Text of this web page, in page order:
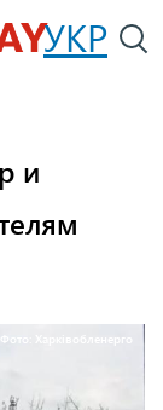
УКР
и
Фото: Харківобленерго